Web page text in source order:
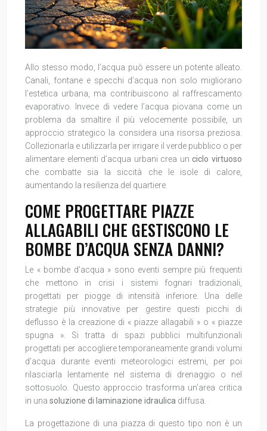
Allo stesso modo, l’acqua può essere un potente alleato.
Canali, fontane e specchi d’acqua non solo migliorano
l’estetica urbana, ma contribuiscono al raffrescamento
evaporativo. Invece di vedere l’acqua piovana come un
problema da smaltire il più velocemente possibile, un
approccio strategico la considera una risorsa preziosa.
Collezionarla e utilizzarla per irrigare il verde pubblico o per
alimentare elementi d’acqua urbani crea unciclo virtuoso
che combatte sia la siccità che le isole di calore,
aumentando la resilienza del quartiere.
COME PROGETTARE PIAZZE
ALLAGABILI CHE GESTISCONO LE
BOMBE D’ACQUA SENZA DANNI?
Le « bombe d’acqua » sono eventi sempre più frequenti
che mettono in crisi i sistemi fognari tradizionali,
progettati per piogge di intensità inferiore. Una delle
strategie più innovative per gestire questi picchi di
deflusso è la creazione di « piazze allagabili » o « piazze
spugna ». Si tratta di spazi pubblici multifunzionali
progettati per accogliere temporaneamente grandi volumi
d’acqua durante eventi meteorologici estremi, per poi
rilasciarla lentamente nel sistema di drenaggio o nel
sottosuolo. Questo approccio trasforma un’area critica
in una soluzione di laminazione idraulica diffusa.
La progettazione di una piazza di questo tipo non è un